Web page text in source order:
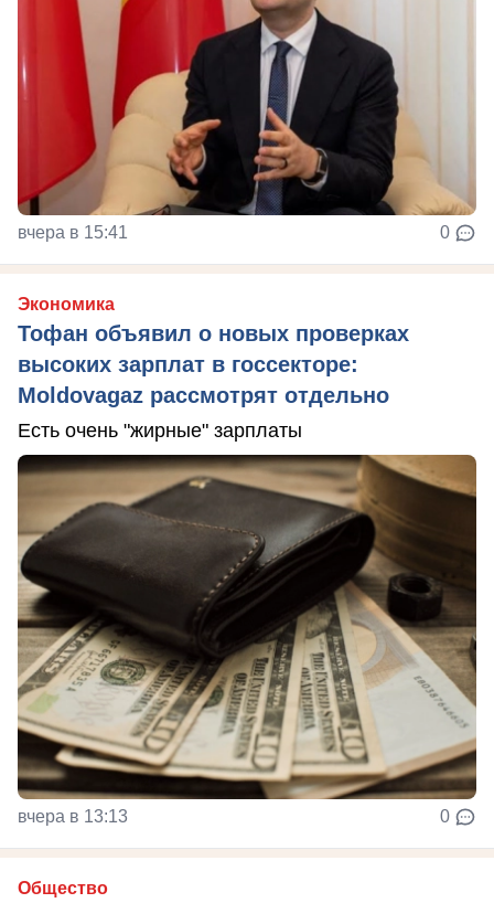
вчера в 15:41 0
Экономика
Тофан объявил о новых проверках
высоких зарплат в госсекторе:
Moldovagaz рассмотрят отдельно
Есть очень "жирные" зарплаты
вчера в 13:13 0
Общество